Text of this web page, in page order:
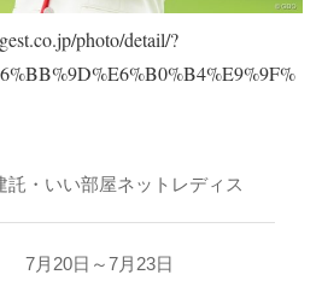
photo/detail/?
託・いい部屋ネットレディス
7月20日～7月23日